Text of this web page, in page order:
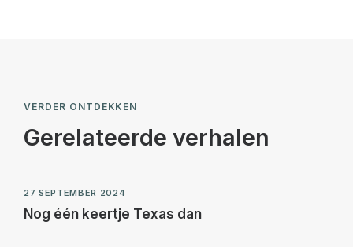
VERDER ONTDEKKEN
Gerelateerde verhalen
27 SEPTEMBER 2024
Nog één keertje Texas dan